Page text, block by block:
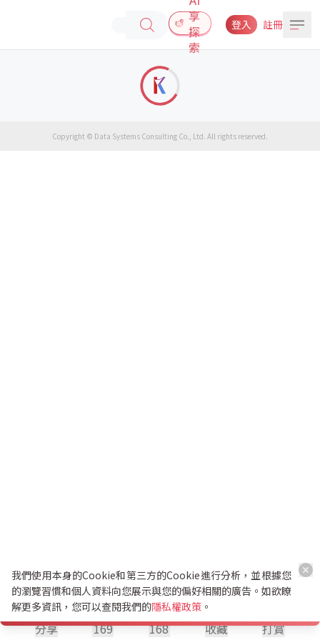
享
探
索
登入 註冊
分享 169 168 收藏 打賞
Copyright © Data Systems Consulting Co., Ltd. All rights reserved.
我們使用本身的Cookie和第三方的Cookie進行分析，並根據您
的瀏覽習慣和個人資料向您展示與您的偏好相關的廣告。如欲瞭
解更多資訊，您可以查閱我們的隱私權政策 。